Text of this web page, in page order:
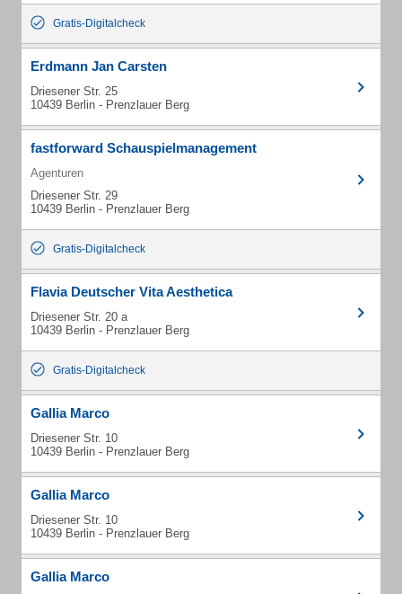
Gratis-Digitalcheck
Erdmann Jan Carsten
Driesener Str. 25
10439 Berlin - Prenzlauer Berg
fastforward Schauspielmanagement
Agenturen
Driesener Str. 29
10439 Berlin - Prenzlauer Berg
Gratis-Digitalcheck
Flavia Deutscher Vita Aesthetica
Driesener Str. 20 a
10439 Berlin - Prenzlauer Berg
Gratis-Digitalcheck
Gallia Marco
Driesener Str. 10
10439 Berlin - Prenzlauer Berg
Gallia Marco
Driesener Str. 10
10439 Berlin - Prenzlauer Berg
Gallia Marco